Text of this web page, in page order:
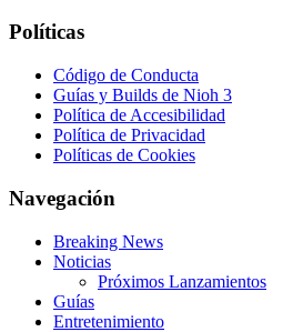
Políticas
Código de Conducta
Guías y Builds de Nioh 3
Política de Accesibilidad
Política de Privacidad
Políticas de Cookies
Navegación
Breaking News
Noticias
Próximos Lanzamientos
Guías
Entretenimiento